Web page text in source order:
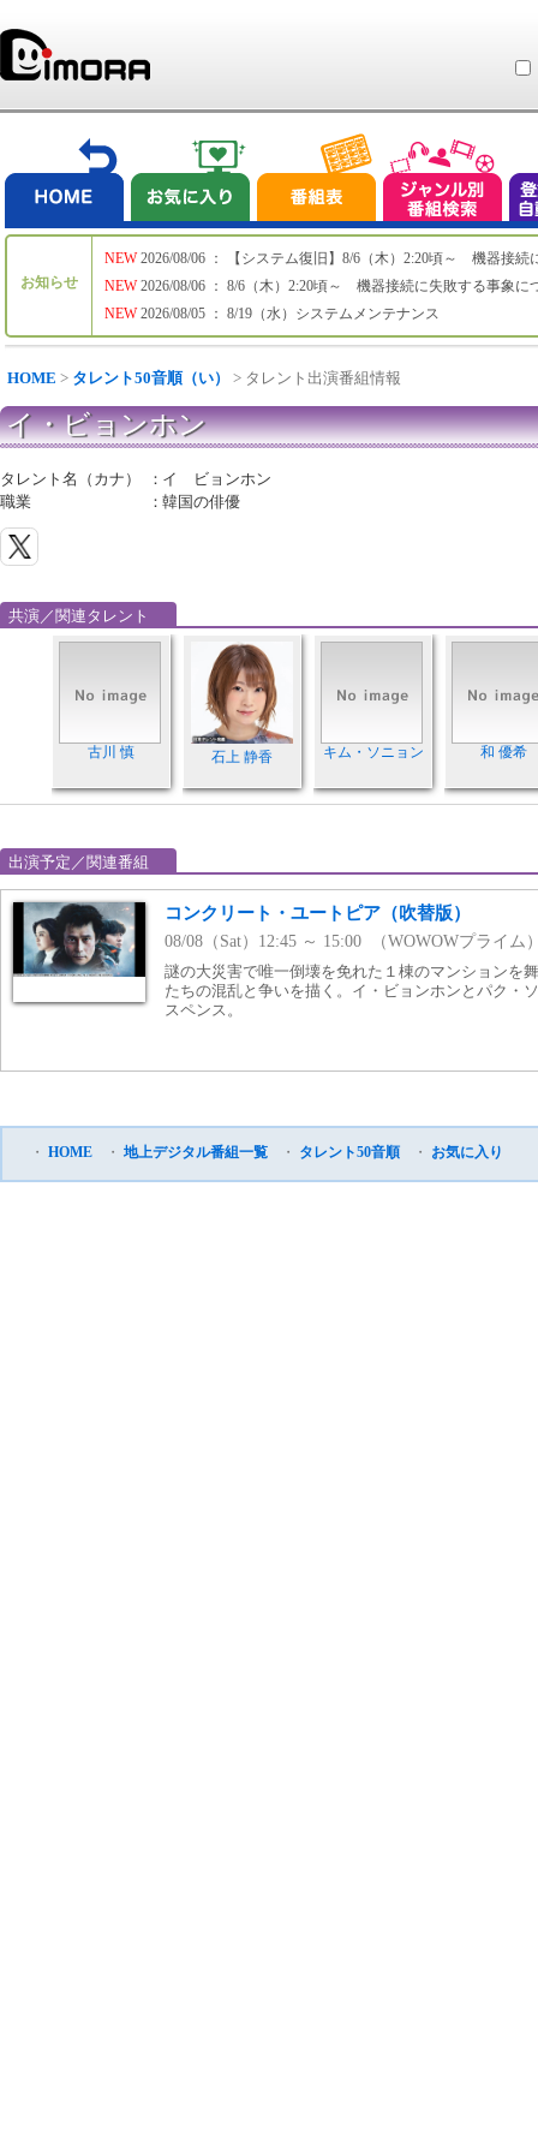
お知らせ
NEW
NEW
NEW
2026/08/06 ： 【システム復旧】8/6（木）2:20頃～ 機器接続
2026/08/06 ： 8/6（木）2:20頃～ 機器接続に失敗する事象に
2026/08/05 ： 8/19（水）システムメンテナンス
HOME > タレント50音順（い） > タレント出演番組情報
イ・ビョンホン
タレント名（カナ） ： イ ビョンホン
職業
：韓国の俳優
共演／関連タレント
古川 慎 石上 静香 キム・ソニョン 和 優希
出演予定／関連番組
コンクリート・ユートピア（吹替版）
08/08（Sat）12:45 ～ 15:00 （WOWOWプライム
謎の大災害で唯一倒壊を免れた１棟のマンションを
たちの混乱と争いを描く。イ・ビョンホンとパク・
スペンス。
・ HOME ・ 地上デジタル番組一覧 ・ タレント50音順 ・ お気に入り